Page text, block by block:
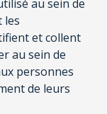
au sein de
les
et collent
au sein de
personnes
de leurs